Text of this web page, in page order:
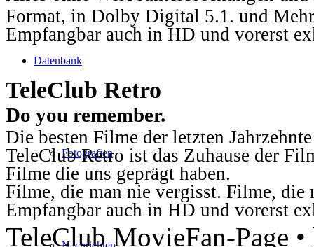
Datenbank
Fotografien
Format, in Dolby Digital 5.1. und
Empfangbar auch in HD und vorerst
TeleClub Retro
Do you remember.
Die besten Filme der letzten
TeleClub Retro ist das Zuhause der
Filme die uns geprägt haben.
Filme, die man nie vergisst. Filme, die
Empfangbar auch in HD und vorerst
TeleClub MovieFan-Page